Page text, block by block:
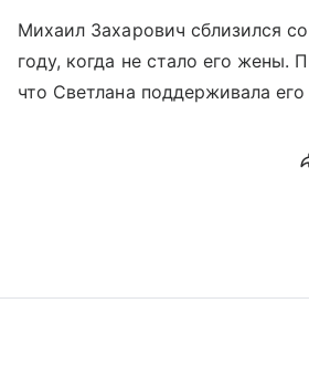
Михаил Захарович сблизился
году, когда не стало его жены.
что Светлана поддерживала